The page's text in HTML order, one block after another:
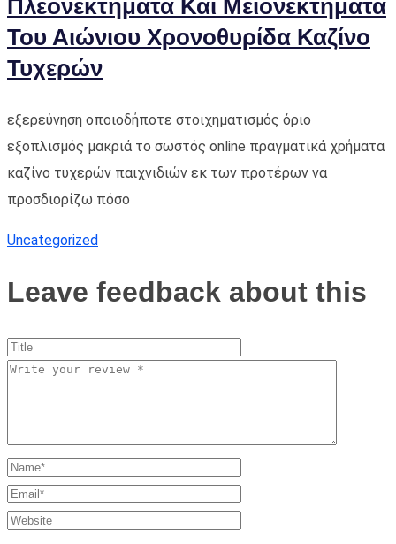
Πλεονεκτήματα Και Μειονεκτήματα
Του Αιώνιου Χρονοθυρίδα Καζίνο
Τυχερών
εξερεύνηση οποιοδήποτε στοιχηματισμός όριο
εξοπλισμός μακριά το σωστός online πραγματικά χρήματα
καζίνο τυχερών παιχνιδιών εκ των προτέρων να
προσδιορίζω πόσο
Uncategorized
Leave feedback about this